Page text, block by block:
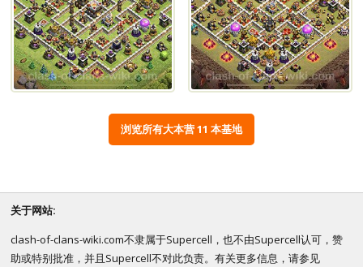
浏览所有大本营 11 本基地
关于网站:
clash-of-clans-wiki.com不隶属于Supercell，也不由Supercell认可，赞
助或特别批准，并且Supercell不对此负责。有关更多信息，请参见